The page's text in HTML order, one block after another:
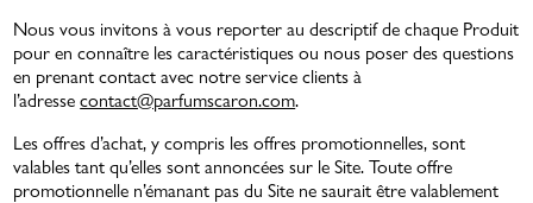
Nous vous invitons à vous reporter au descriptif de chaque Produit
pour en connaître les caractéristiques ou nous poser des questions
en prenant contact avec notre service clients à
l’adressecontact@parfumscaron.com.
Les offres d’achat, y compris les offres promotionnelles, sont
valables tant qu’elles sont annoncées sur le Site. Toute offre
promotionnelle n’émanant pas du Site ne saurait être valablement